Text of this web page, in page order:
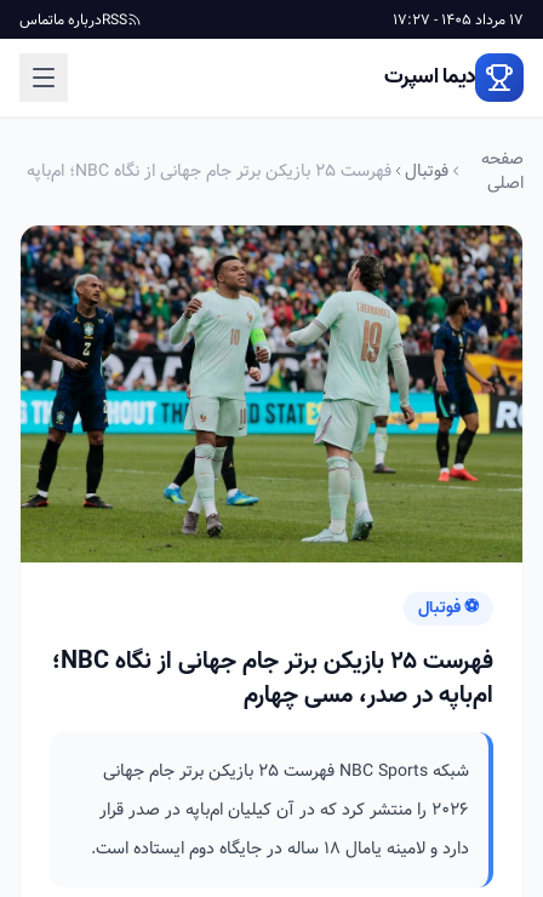
17 مرداد 1405 - 17:27 RSSدرباره ماتماس
دیما اسپرت
صفحه
اصلی
فوتبال
فهرست ۲۵ بازیکن برتر جام جهانی از نگاه NBC؛ ام‌باپه
⚽ فوتبال
فهرست ۲۵ بازیکن برتر جام جهانی از نگاه NBC؛
ام‌باپه در صدر، مسی چهارم
شبکه NBC Sports فهرست ۲۵ بازیکن برتر جام جهانی
۲۰۲۶ را منتشر کرد که در آن کیلیان ام‌باپه در صدر قرار
دارد و لامینه یامال ۱۸ ساله در جایگاه دوم ایستاده است.